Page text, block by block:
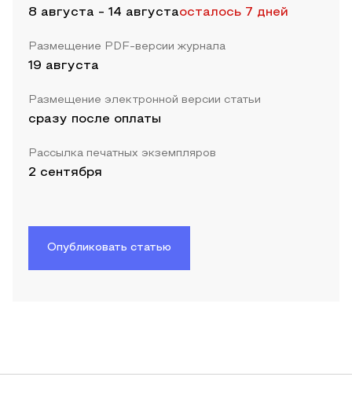
8 августа - 14 августаосталось 7 дней
Размещение PDF-версии журнала
19 августа
Размещение электронной версии статьи
сразу после оплаты
Рассылка печатных экземпляров
2 сентября
Опубликовать статью